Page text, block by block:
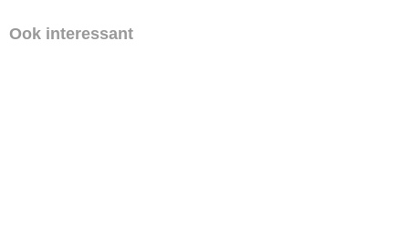
Ook interessant